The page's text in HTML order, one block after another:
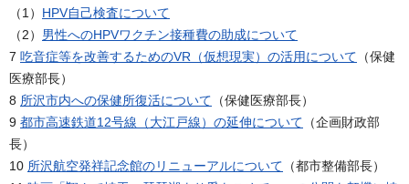
（1） HPV自己検査について
（2） 男性へのHPVワクチン接種費の助成について
7 吃音症等を改善するためのVR（仮想現実）の活用について （保健
医療部長）
8 所沢市内への保健所復活について （保健医療部長）
9 都市高速鉄道12号線（大江戸線）の延伸について （企画財政部
長）
10 所沢航空発祥記念館のリニューアルについて （都市整備部長）